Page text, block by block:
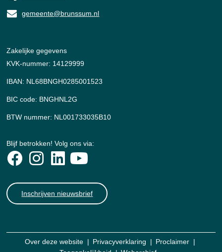
gemeente@brunssum.nl
Zakelijke gegevens
KVK-nummer: 14129999
IBAN: NL68BNGH0285001523
BIC code: BNGHNL2G
BTW nummer: NL001733035B10
Blijf betrokken! Volg ons via:
Inschrijven nieuwsbrief
Over deze website Privacyverklaring
Proclaimer